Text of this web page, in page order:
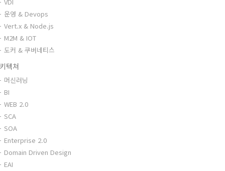
운영 & Devops
Vert.x & Node.js
M2M & IOT
도커 & 쿠버네티스
텍쳐
머신러닝
BI
WEB 2.0
SCA
SOA
Enterprise 2.0
Domain Driven Design
EAI